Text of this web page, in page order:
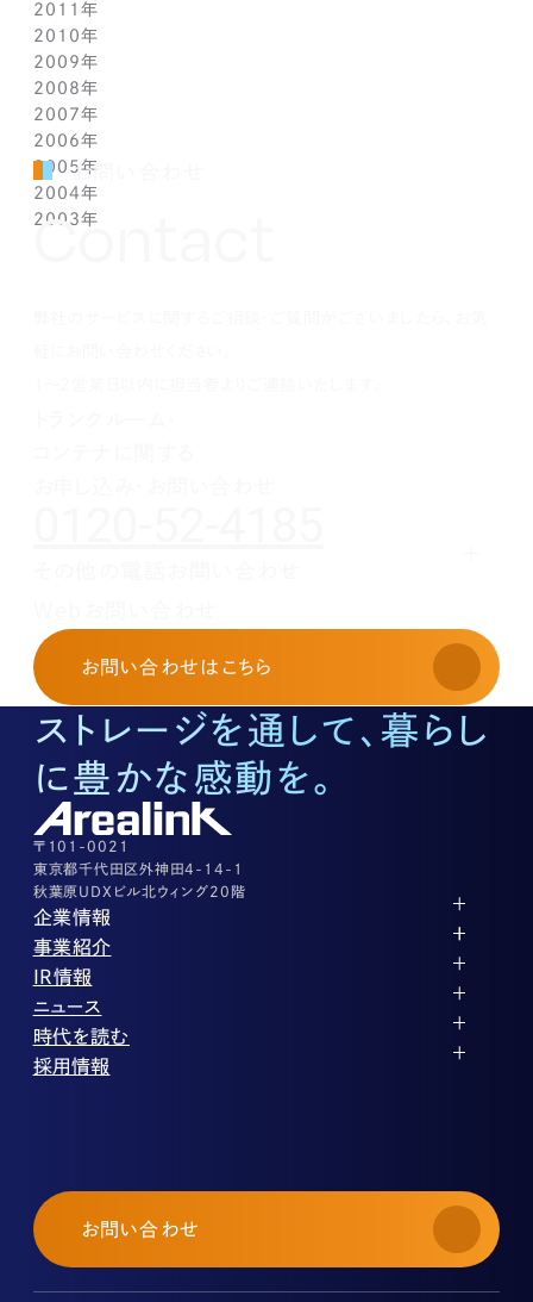
1月(3)
2月(8)
1月(2)
3月(9)
2月(7)
1月(3)
4月(6)
3月(3)
2月(6)
1月(1)
5月(4)
4月(5)
3月(4)
2月(4)
1月(2)
6月(7)
5月(9)
4月(7)
3月(6)
2月(5)
1月(1)
7月(7)
6月(1)
5月(3)
4月(3)
3月(3)
2月(5)
8月(3)
7月(6)
6月(5)
5月(4)
4月(3)
3月(2)
2月(7)
1月(1)
9月(3)
8月(8)
7月(7)
6月(5)
5月(4)
4月(4)
3月(3)
2月(5)
1月(3)
10月(7)
9月(6)
8月(5)
7月(9)
6月(6)
5月(3)
4月(7)
3月(3)
2月(6)
11月(6)
10月(5)
9月(7)
8月(4)
7月(3)
6月(1)
5月(5)
4月(1)
3月(1)
12月(1)
11月(1)
10月(1)
9月(1)
8月(1)
7月(3)
5月(2)
4月(1)
3月(1)
2011年
12月(1)
11月(1)
10月(2)
8月(2)
7月(4)
5月(2)
4月(1)
3月(3)
2010年
12月(1)
11月(1)
10月(2)
9月(1)
8月(2)
7月(3)
5月(2)
2009年
11月(6)
10月(9)
9月(3)
8月(1)
7月(5)
6月(2)
2008年
11月(4)
10月(2)
9月(2)
8月(4)
7月(3)
2007年
12月(2)
11月(2)
10月(1)
9月(2)
2006年
12月(1)
11月(1)
10月(2)
2005年
10月(2)
8月(4)
2004年
12月(4)
2003年
お問い合わせ
Contact
お申し込み・お問い合わせ
03-3526-8568
土地活用に関するお問い合わせ
03-3526-8574
底地に関するお問い合わせ
03-3526-8572
株式に関するお問い合わせ
03-3526-8556
その他上記に当てはまらない案件等
03-3526-8556
お問い合わせ はこちら
ストレージを通して、暮らし
に豊かな感動を。
〒101-0021
東京都千代田区外神田4-14-1
秋葉原UDXビル北ウィング20階
企業情報
代表メッセージ
企業理念
会社概要
役員紹介
沿革
コーポレートガバナンス
事業紹介
ストレージ事業
パートナー制度
ストレージライフ
土地権利整備事業
オフィス事業
アセット事業
IR情報
IRカレンダー
中期経営計画
事業等のリスク
株式・株主情報
個人投資家の皆様へ
よくある質問・用語集
IRメール登録
免責事項
ニュース
PR
IR
時代を読む
投稿一覧
採用情報
採用エントリー
お問い合わせ